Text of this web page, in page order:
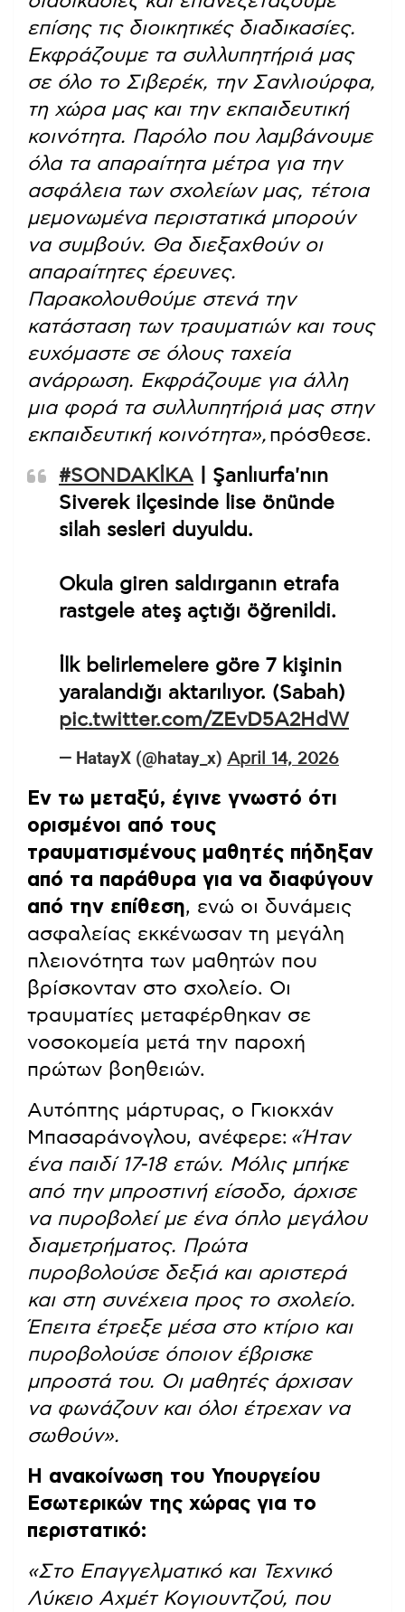
επίσης τις διοικητικές διαδικασίες.
Εκφράζουμε τα συλλυπητήριά μας
σε όλο το Σιβερέκ, την Σανλιούρφα,
τη χώρα μας και την εκπαιδευτική
κοινότητα. Παρόλο που λαμβάνουμε
όλα τα απαραίτητα μέτρα για την
ασφάλεια των σχολείων μας, τέτοια
μεμονωμένα περιστατικά μπορούν
να συμβούν. Θα διεξαχθούν οι
απαραίτητες έρευνες.
Παρακολουθούμε στενά την
κατάσταση των τραυματιών και τους
ευχόμαστε σε όλους ταχεία
ανάρρωση. Εκφράζουμε για άλλη
μια φορά τα συλλυπητήριά μας στην
εκπαιδευτική κοινότητα», πρόσθεσε.
#SONDAKİKA | Şanlıurfa'nın
Siverek ilçesinde lise önünde
silah sesleri duyuldu.
Okula giren saldırganın etrafa
rastgele ateş açtığı öğrenildi.
İlk belirlemelere göre 7 kişinin
yaralandığı aktarılıyor. (Sabah)
pic.twitter.com/ZEvD5A2HdW
— HatayX (@hatay_x) April 14, 2026
Εν τω μεταξύ, έγινε γνωστό ότι
ορισμένοι από τους
τραυματισμένους μαθητές πήδηξαν
από τα παράθυρα για να διαφύγουν
από την επίθεση, ενώ οι δυνάμεις
ασφαλείας εκκένωσαν τη μεγάλη
πλειονότητα των μαθητών που
βρίσκονταν στο σχολείο. Οι
τραυματίες μεταφέρθηκαν σε
νοσοκομεία μετά την παροχή
πρώτων βοηθειών.
Αυτόπτης μάρτυρας, ο Γκιοκχάν
Μπασαράνογλου, ανέφερε: «Ήταν
ένα παιδί 17-18 ετών. Μόλις μπήκε
από την μπροστινή είσοδο, άρχισε
να πυροβολεί με ένα όπλο μεγάλου
διαμετρήματος. Πρώτα
πυροβολούσε δεξιά και αριστερά
και στη συνέχεια προς το σχολείο.
Έπειτα έτρεξε μέσα στο κτίριο και
πυροβολούσε όποιον έβρισκε
μπροστά του. Οι μαθητές άρχισαν
να φωνάζουν και όλοι έτρεχαν να
σωθούν».
Η ανακοίνωση του Υπουργείου
Εσωτερικών της χώρας για το
περιστατικό:
«Στο Επαγγελματικό και Τεχνικό
Λύκειο Αχμέτ Κογιουντζού, που